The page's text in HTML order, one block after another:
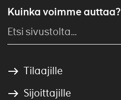
Kuinka voimme auttaa?
Tilaajille
Sijoittajille